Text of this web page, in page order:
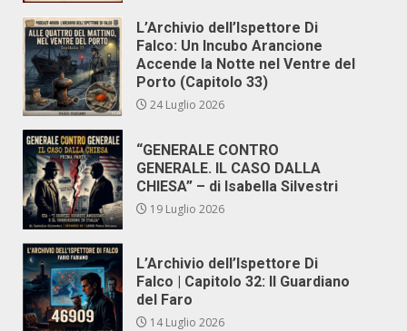
L’Archivio dell’Ispettore Di
Falco: Un Incubo Arancione
Accende la Notte nel Ventre del
Porto (Capitolo 33)
24 Luglio 2026
“GENERALE CONTRO
GENERALE. IL CASO DALLA
CHIESA” – di Isabella Silvestri
19 Luglio 2026
L’Archivio dell’Ispettore Di
Falco | Capitolo 32: Il Guardiano
del Faro
14 Luglio 2026